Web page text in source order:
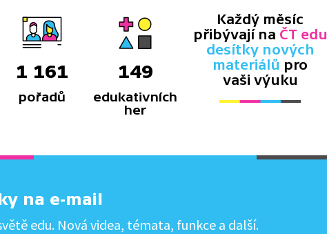
1 161
pořadů
149
edukativních
her
Každý měsíc
přibývají na ČT edu
desítky nových
materiálů pro
vaši výuku
na e-mail
edu. Nová videa, témata, funkce a další.